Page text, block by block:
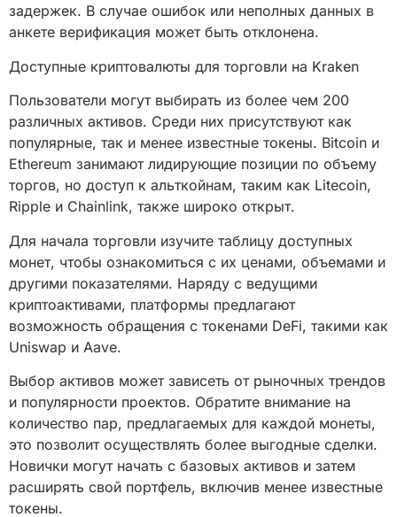
задержек. В случае ошибок или неполных данных в
анкете верификация может быть отклонена.
Доступные криптовалюты для торговли на Kraken
Пользователи могут выбирать из более чем 200
различных активов. Среди них присутствуют как
популярные, так и менее известные токены. Bitcoin и
Ethereum занимают лидирующие позиции по объему
торгов, но доступ к альткойнам, таким как Litecoin,
Ripple и Chainlink, также широко открыт.
Для начала торговли изучите таблицу доступных
монет, чтобы ознакомиться с их ценами, объемами и
другими показателями. Наряду с ведущими
криптоактивами, платформы предлагают
возможность обращения с токенами DeFi, такими как
Uniswap и Aave.
Выбор активов может зависеть от рыночных трендов
и популярности проектов. Обратите внимание на
количество пар, предлагаемых для каждой монеты,
это позволит осуществлять более выгодные сделки.
Новички могут начать с базовых активов и затем
расширять свой портфель, включив менее известные
токены.